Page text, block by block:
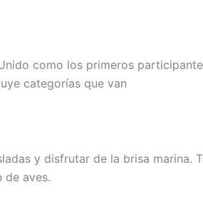
como los primeros
categorías que van
y disfrutar de la brisa marina.
de aves.